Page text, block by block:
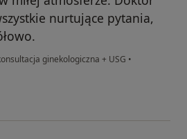
nurtujące pytania,
ginekologiczna + USG •